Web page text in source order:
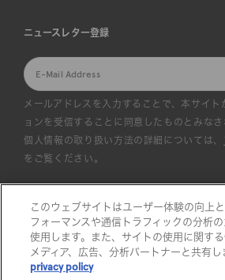
ニュースレター登録
メールアドレスを入力することで、本サイ
ョンを受信することに同意したものとみなさ
個人情報の取り扱い方法の詳細については、
をご覧ください。
このウェブサイトはユーザー体験の向上
フォーマンスや通信トラフィックの分析
使用します。また、サイトの使用に関す
メディア、広告、分析パートナーと共有し
privacy policy